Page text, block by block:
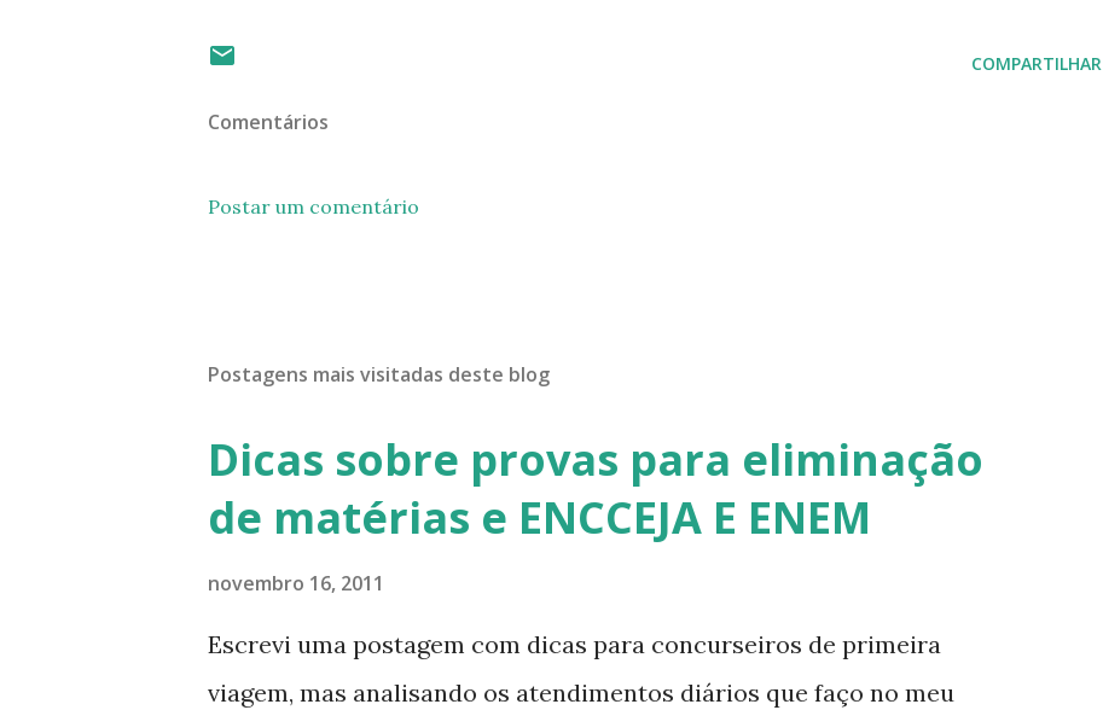
COMPARTILHAR
Comentários
Postar um comentário
Postagens mais visitadas deste blog
Dicas sobre provas para eliminação
de matérias e ENCCEJA E ENEM
novembro 16, 2011
Escrevi uma postagem com dicas para concurseiros de primeira
viagem, mas analisando os atendimentos diários que faço no meu